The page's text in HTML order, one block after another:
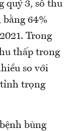
quý 3, số thu
64%
Trong
thấp trong
so với
trọng
bùng